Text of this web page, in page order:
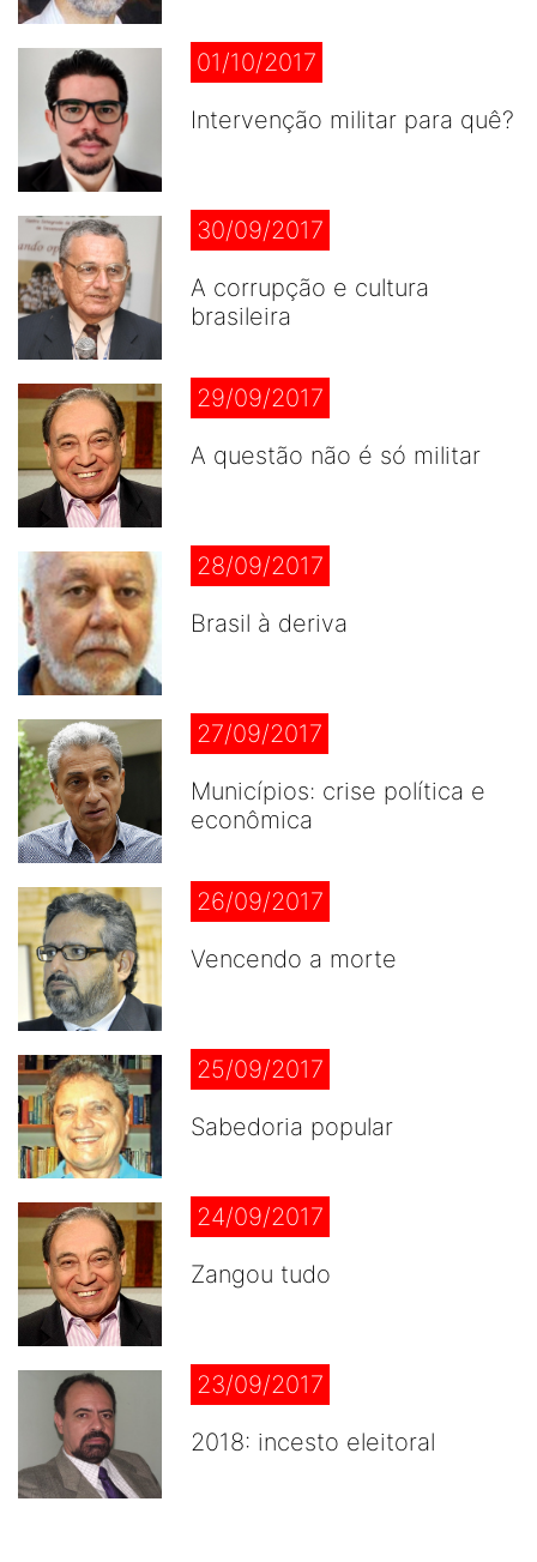
01/10/2017
Intervenção militar para quê?
30/09/2017
A corrupção e cultura
brasileira
29/09/2017
A questão não é só militar
28/09/2017
Brasil à deriva
27/09/2017
Municípios: crise política e
econômica
26/09/2017
Vencendo a morte
25/09/2017
Sabedoria popular
24/09/2017
Zangou tudo
23/09/2017
2018: incesto eleitoral